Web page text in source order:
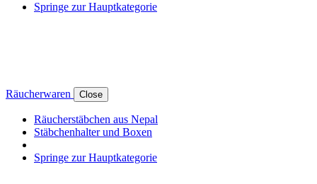
Springe zur Hauptkategorie
Räucherwaren Close
Räucherstäbchen aus Nepal
Stäbchenhalter und Boxen
Springe zur Hauptkategorie